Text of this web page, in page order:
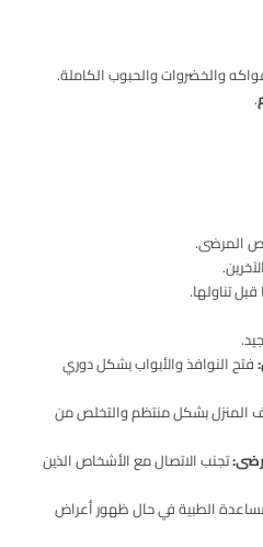
والخضروات والحبوب الكاملة.
.
المرضى.
تناولها.
فتح النوافذ والأبواب بشكل دوري
المنزل بشكل منتظم والتخلص من
تجنب الاتصال مع الأشخاص الذين
الطبية في حال ظهور أعراض